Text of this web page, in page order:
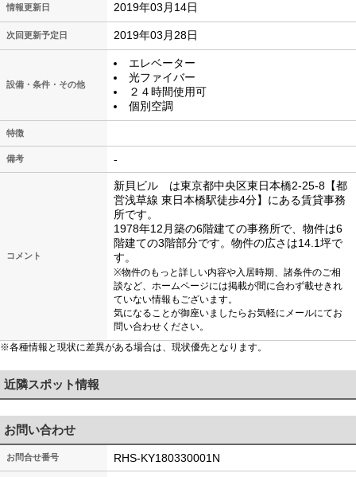
情報更新日 2019年03月14日
次回更新予定日 2019年03月28日
設備・条件・その他
エレベーター
光ファイバー
２４時間使用可
個別空調
特徴
備考 -
コメント
新貝ビル は東京都中央区東日本橋2-25-8【都
営浅草線 東日本橋駅徒歩4分】にある賃貸事務
所です。
1978年12月築の6階建ての事務所で、物件は6
階建ての3階部分です。物件の広さは14.1坪で
す。
※物件のもっと詳しい内容や入居時期、諸条件のご相
談など、ホームページには掲載が間に合わず載せきれ
ていない情報もございます。
気になることが御座いましたらお気軽にメールにてお
問い合わせください。
※各種情報と現状に差異がある場合は、現状優先となります。
近隣スポット情報
お問い合わせ
お問合せ番号 RHS-KY180330001N